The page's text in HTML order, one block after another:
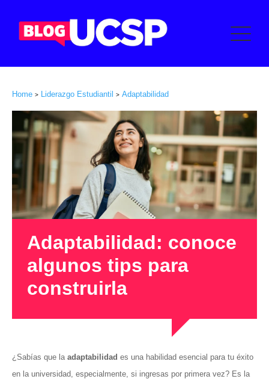
Home > Liderazgo Estudiantil > Adaptabilidad
Adaptabilidad: conoce
algunos tips para
construirla
¿Sabías que la adaptabilidad es una habilidad esencial para tu éxito
en la universidad, especialmente, si ingresas por primera vez? Es la